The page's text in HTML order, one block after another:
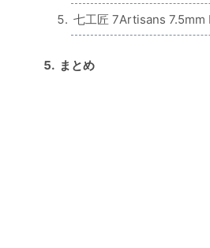
七工匠 7Artisans
まとめ